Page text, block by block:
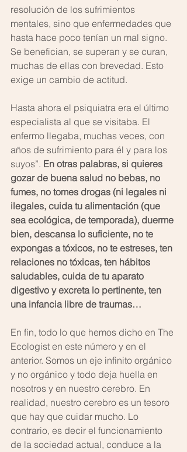
resolución de los sufrimientos
mentales, sino que enfermedades que
hasta hace poco tenían un mal signo.
Se benefician, se superan y se curan,
muchas de ellas con brevedad. Esto
exige un cambio de actitud.
Hasta ahora el psiquiatra era el último
especialista al que se visitaba. El
enfermo llegaba, muchas veces, con
años de sufrimiento para él y para los
suyos”. En otras palabras, si quieres
gozar de buena salud no bebas, no
fumes, no tomes drogas (ni legales ni
ilegales, cuida tu alimentación (que
sea ecológica, de temporada), duerme
bien, descansa lo suficiente, no te
expongas a tóxicos, no te estreses, ten
relaciones no tóxicas, ten hábitos
saludables, cuida de tu aparato
digestivo y excreta lo pertinente, ten
una infancia libre de traumas…
En fin, todo lo que hemos dicho en The
Ecologist en este número y en el
anterior. Somos un eje infinito orgánico
y no orgánico y todo deja huella en
nosotros y en nuestro cerebro. En
realidad, nuestro cerebro es un tesoro
que hay que cuidar mucho. Lo
contrario, es decir el funcionamiento
de la sociedad actual, conduce a la